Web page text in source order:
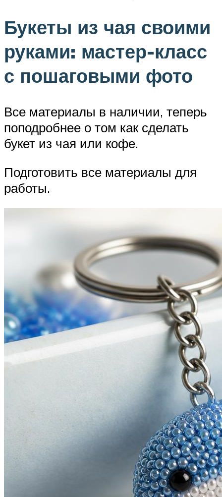
Букеты из чая своими
руками: мастер-класс
с пошаговыми фото
Все материалы в наличии, теперь
поподробнее о том как сделать
букет из чая или кофе.
Подготовить все материалы для
работы.